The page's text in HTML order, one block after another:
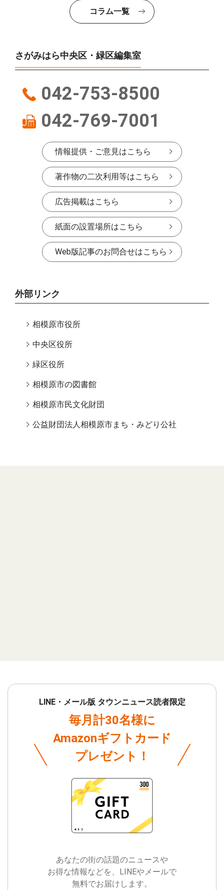
コラム一覧
さがみはら中央区・緑区編集室
042-753-8500
042-769-7001
情報提供・ご意見はこちら
著作物の二次利用等はこちら
広告掲載はこちら
紙面の設置場所はこちら
Web版記事のお問合せはこちら
外部リンク
相模原市役所
中央区役所
緑区役所
相模原市の図書館
相模原市民文化財団
公益財団法人相模原市まち・みどり公社
LINE・メール版 タウンニュース読者限定
毎月計30名様に
Amazonギフトカード
プレゼント！
あなたの街の話題のニュースや
お得な情報などを、LINEやメールで
無料でお届けします。